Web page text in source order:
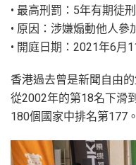
• 最高刑罰：5年有期徒刑
• 原因：涉嫌煽動他人
• 開庭日期：2021年6月
香港過去曾是新聞自由
從2002年的第18名下滑
180個國家中排名第177。